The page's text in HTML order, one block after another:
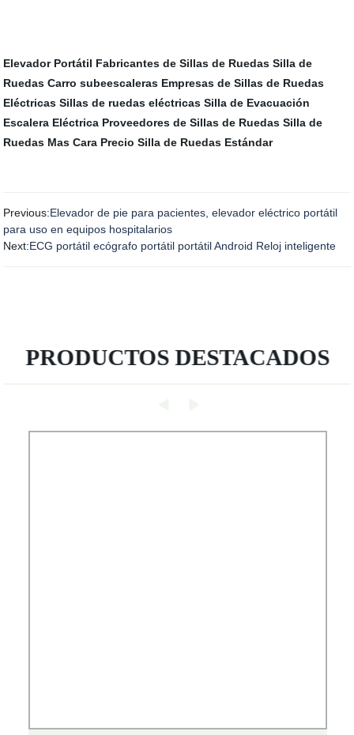
Elevador Portátil Fabricantes de Sillas de Ruedas Silla de
Ruedas Carro subeescaleras Empresas de Sillas de Ruedas
Eléctricas Sillas de ruedas eléctricas Silla de Evacuación
Escalera Eléctrica Proveedores de Sillas de Ruedas Silla de
Ruedas Mas Cara Precio Silla de Ruedas Estándar
Previous:Elevador de pie para pacientes, elevador eléctrico portátil
para uso en equipos hospitalarios
Next:ECG portátil ecógrafo portátil portátil Android Reloj inteligente
PRODUCTOS DESTACADOS